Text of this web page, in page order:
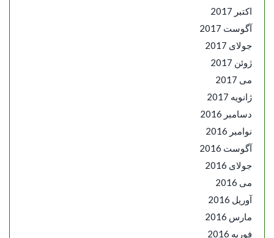
اکتبر 2017
آگوست 2017
جولای 2017
ژوئن 2017
می 2017
ژانویه 2017
دسامبر 2016
نوامبر 2016
آگوست 2016
جولای 2016
می 2016
آوریل 2016
مارس 2016
فوریه 2016